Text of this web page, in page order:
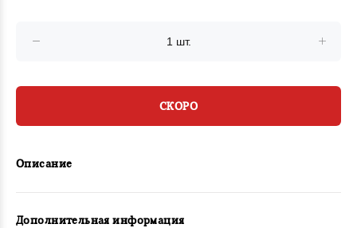
СКОРО
Описание
Дополнительная информация